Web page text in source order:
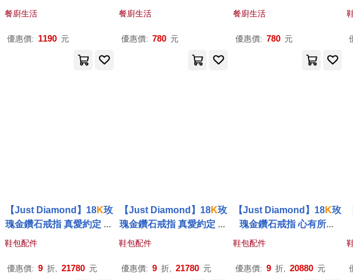
0020+MY-
餐廚生活
優惠價: 1190 元
餐廚生活
優惠價: 780 元
MY-K100040+MY-
餐廚生活
優惠價: 780 元
【Just Diamond】18K玫
瑰金鑽石戒指 真愛約定 對
戒_(窄)女戒(港圍) 11 玫瑰
鞋包配件
優惠價: 9 折, 21780 元
【Just Diamond】18K玫
瑰金鑽石戒指 真愛約定 對
戒_(寬)男戒(港圍) 18 玫瑰
鞋包配件
優惠價: 9 折, 21780 元
【Just Diamond】18K玫
瑰金鑽石戒指 心有所屬
(窄)對戒_女戒(港圍) 11 玫
鞋包配件
優惠價: 9 折, 20880 元
(